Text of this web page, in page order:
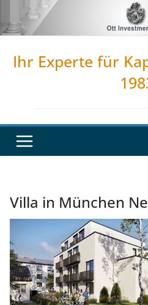
Inhalt
Ihr Experte für
Villa in München